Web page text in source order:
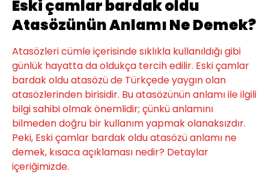
Eski çamlar bardak oldu
Atasözünün Anlamı Ne Demek?
Atasözleri cümle içerisinde sıklıkla kullanıldığı gibi
günlük hayatta da oldukça tercih edilir. Eski çamlar
bardak oldu atasözü de Türkçede yaygın olan
atasözlerinden birisidir. Bu atasözünün anlamı ile ilgili
bilgi sahibi olmak önemlidir; çünkü anlamını
bilmeden doğru bir kullanım yapmak olanaksızdır.
Peki, Eski çamlar bardak oldu atasözü anlamı ne
demek, kısaca açıklaması nedir? Detaylar
içeriğimizde.